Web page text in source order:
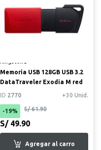
Memoria USB 128GB USB 3.2
DataTraveler Exodia M red
ID 2770 +30 Unid.
-19% S/ 61.90
S/ 49.90